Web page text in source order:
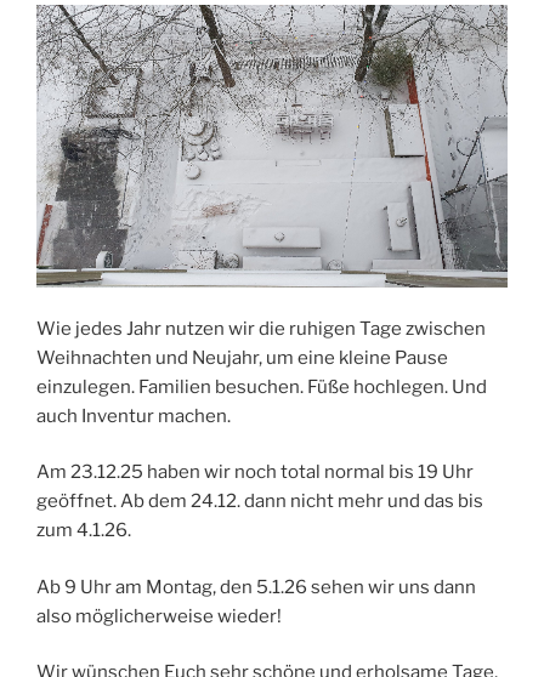
Wie jedes Jahr nutzen wir die ruhigen Tage zwischen
Weihnachten und Neujahr, um eine kleine Pause
einzulegen. Familien besuchen. Füße hochlegen. Und
auch Inventur machen.
Am 23.12.25 haben wir noch total normal bis 19 Uhr
geöffnet. Ab dem 24.12. dann nicht mehr und das bis
zum 4.1.26.
Ab 9 Uhr am Montag, den 5.1.26 sehen wir uns dann
also möglicherweise wieder!
Wir wünschen Euch sehr schöne und erholsame Tage,